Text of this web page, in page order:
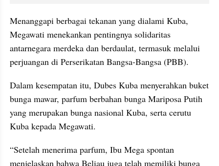
Menanggapi berbagai tekanan yang dialami Kuba,
Megawati menekankan pentingnya solidaritas
antarnegara merdeka dan berdaulat, termasuk melalui
perjuangan di Perserikatan Bangsa-Bangsa (PBB).
Dalam kesempatan itu, Dubes Kuba menyerahkan buket
bunga mawar, parfum berbahan bunga Mariposa Putih
yang merupakan bunga nasional Kuba, serta cerutu
Kuba kepada Megawati.
“Setelah menerima parfum, Ibu Mega spontan
menjelaskan bahwa Beliau juga telah memiliki bunga